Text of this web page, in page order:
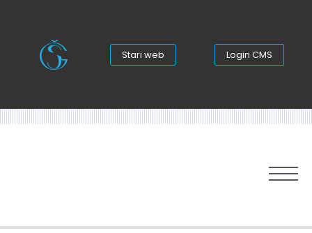
Stari web Login CMS